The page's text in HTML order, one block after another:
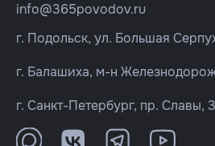
info@365povodov.ru
г. Подольск, ул. Большая
г. Балашиха, м-н
г. Санкт-Петербург, пр. Славы,